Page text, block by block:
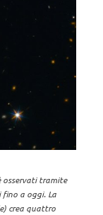
osservati tramite
a oggi. La
crea quattro